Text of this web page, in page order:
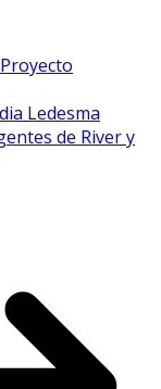
Ledesma
de River y